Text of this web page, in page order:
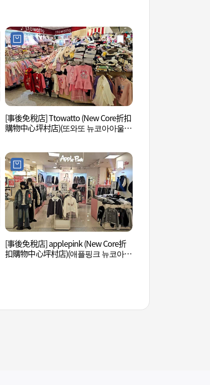
[事後免稅店] Ttowatto (New Core折扣
購物中心坪村店)(또와또 뉴코아아울렛
[事後免稅店] applepink (New Core折
扣購物中心坪村店)(애플핑크 뉴코아아